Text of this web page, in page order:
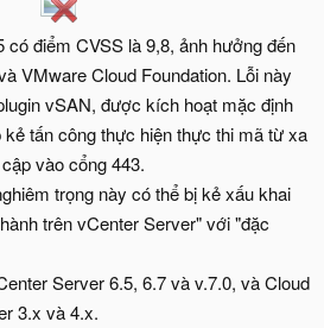
có điểm CVSS là 9,8, ảnh hưởng đến
VMware Cloud Foundation. Lỗi này
vSAN, được kích hoạt mặc định
tấn công thực hiện thực thi mã từ xa
vào cổng 443.
trọng này có thể bị kẻ xấu khai
trên vCenter Server" với "đặc
Server 6.5, 6.7 và v.7.0, và Cloud
3.x và 4.x.